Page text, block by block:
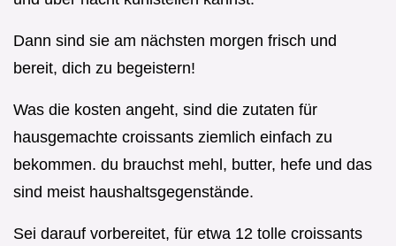
Dann sind sie am nächsten morgen frisch und
bereit, dich zu begeistern!
Was die kosten angeht, sind die zutaten für
hausgemachte croissants ziemlich einfach zu
bekommen. du brauchst mehl, butter, hefe und das
sind meist haushaltsgegenstände.
Sei darauf vorbereitet, für etwa 12 tolle croissants